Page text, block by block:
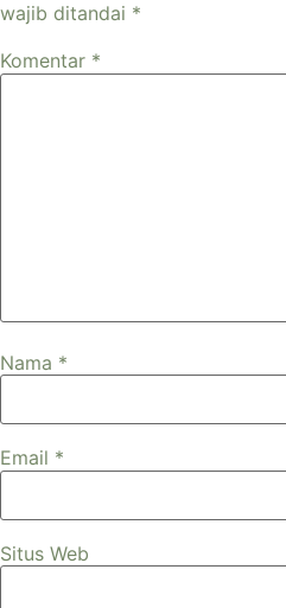
wajib ditandai *
Komentar *
Nama *
Email *
Situs Web